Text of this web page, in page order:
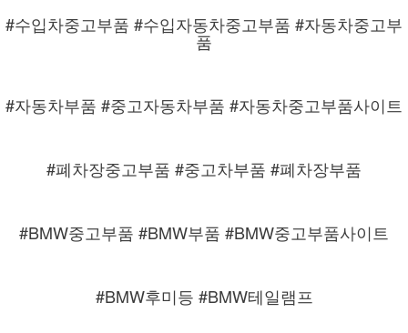
#수입차중고부품 #수입자동차중고부품 #자동차중고부
품
#자동차부품 #중고자동차부품 #자동차중고부품사이트
#폐차장중고부품 #중고차부품 #폐차장부품
#BMW중고부품 #BMW부품 #BMW중고부품사이트
#BMW후미등 #BMW테일램프